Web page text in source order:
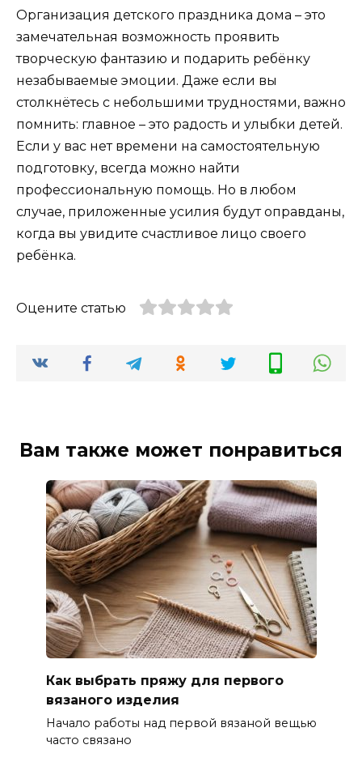
Организация детского праздника дома – это
замечательная возможность проявить
творческую фантазию и подарить ребёнку
незабываемые эмоции. Даже если вы
столкнётесь с небольшими трудностями, важно
помнить: главное – это радость и улыбки детей.
Если у вас нет времени на самостоятельную
подготовку, всегда можно найти
профессиональную помощь. Но в любом
случае, приложенные усилия будут оправданы,
когда вы увидите счастливое лицо своего
ребёнка.
Оцените статью
Вам также может понравиться
Как выбрать пряжу для первого
вязаного изделия
Начало работы над первой вязаной вещью
часто связано